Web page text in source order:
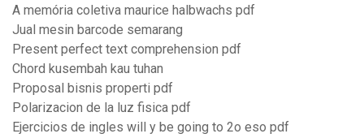
A memória coletiva maurice halbwachs pdf
Jual mesin barcode semarang
Present perfect text comprehension pdf
Chord kusembah kau tuhan
Proposal bisnis properti pdf
Polarizacion de la luz fisica pdf
Ejercicios de ingles will y be going to 2o eso pdf